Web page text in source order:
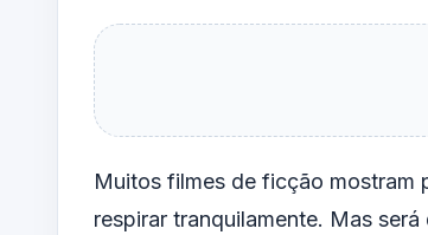
Muitos filmes de ficção mostram
respirar tranquilamente. Mas